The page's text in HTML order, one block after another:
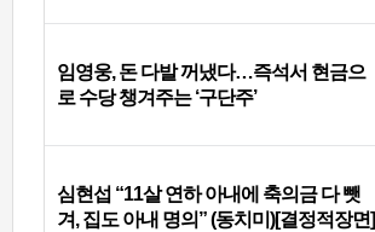
임영웅, 돈 다발 꺼냈다…즉석서 현금으
로 수당 챙겨주는 ‘구단주’
심현섭 “11살 연하 아내에 축의금 다 뺏
겨, 집도 아내 명의” (동치미)[결정적장면]